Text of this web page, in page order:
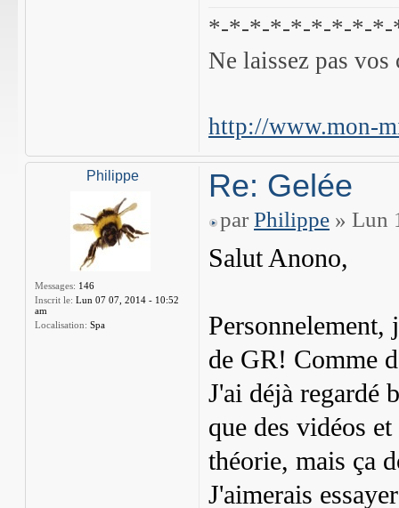
*-*-*-*-*-*-*-*-
Ne laissez pas
http://www.mon-
Philippe
Messages: 146
Inscrit le: Lun 07 07, 2014 - 10:52
am
Localisation: Spa
Re: Gelée
par Philippe » Lun
Salut Anono,
Personnelement,
de GR! Comme
J'ai déjà regardé
que des vidéos
théorie, mais ça
J'aimerais